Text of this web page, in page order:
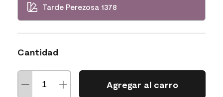
Tarde Perezosa 1378
Cantidad
Agregar al carro